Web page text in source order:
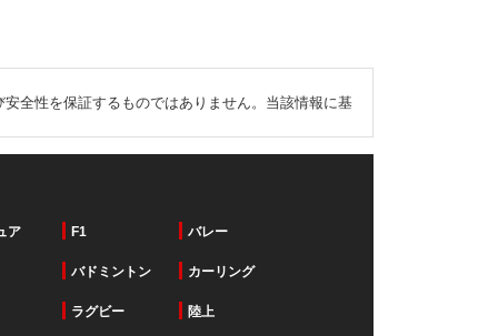
全性を保証するものではありません。当該情報に基
ア F1 バレー
バドミントン カーリング
ラグビー 陸上